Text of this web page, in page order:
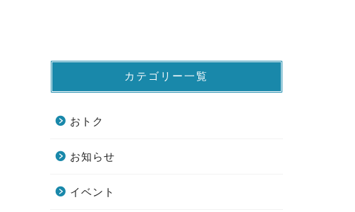
カテゴリー一覧
おトク
お知らせ
イベント